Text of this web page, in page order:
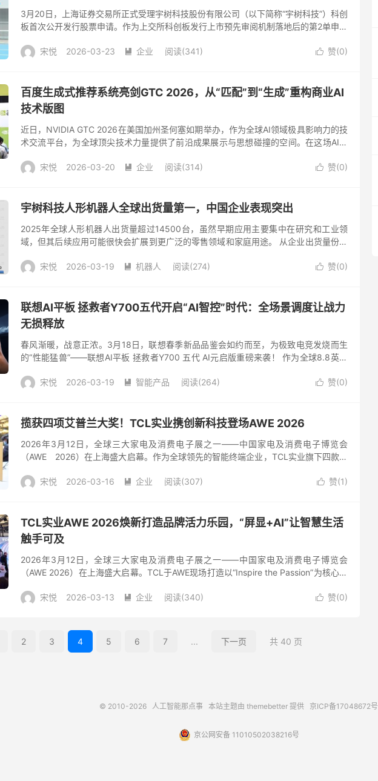
3月20日，上海证券交易所正式受理宇树科技股份有限公司（以下简称“宇树科技”）科创
板首次公开发行股票申请。作为上交所科创板发行上市预先审阅机制落地后的第2单申报
器...
 赞(0)
宋悦 2026-03-23  企业 阅读(341)
百度生成式推荐系统亮剑GTC 2026，从“匹配”到“生成”重构商业AI
技术版图
近日，NVIDIA GTC 2026在美国加州圣何塞如期举办，作为全球AI领域极具影响力的技
术交流平台，为全球顶尖技术力量提供了前沿成果展示与思想碰撞的空间。在这场AI算
 赞(0)
宋悦 2026-03-20  企业 阅读(314)
宇树科技人形机器人全球出货量第一，中国企业表现突出
2025年全球人形机器人出货量超过14500台，虽然早期应用主要集中在研究和工业领
域，但其后续应用可能很快会扩展到更广泛的零售领域和家庭用途。 从企业出货量份额
告》...
 赞(0)
宋悦 2026-03-19  机器人 阅读(274)
联想AI平板 拯救者Y700五代开启“AI智控”时代：全场景调度让战力
无损释放
春风渐暖，战意正浓。3月18日，联想春季新品品鉴会如约而至，为极致电竞发烧而生
的“性能猛兽”——联想AI平板 拯救者Y700 五代 AI元启版重磅来袭！ 作为全球8.8英寸
 赞(0)
宋悦 2026-03-19  智能产品 阅读(264)
揽获四项艾普兰大奖！TCL实业携创新科技登场AWE 2026
2026年3月12日，全球三大家电及消费电子展之一——中国家电及消费电子博览会
（AWE 2026）在上海盛大启幕。作为全球领先的智能终端企业，TCL实业旗下四款产
 赞(1)
宋悦 2026-03-16  企业 阅读(307)
TCL实业AWE 2026焕新打造品牌活力乐园，“屏显+AI”让智慧生活
触手可及
2026年3月12日，全球三大家电及消费电子展之一——中国家电及消费电子博览会
（AWE 2026）在上海盛大启幕。TCL于AWE现场打造以“Inspire the Passion”为核心的
 赞(0)
宋悦 2026-03-13  企业 阅读(340)
2 3 4 5 6 7 ... 下一页 共 40 页
© 2010-2026 人工智能那点事 本站主题由 themebetter 提供 京ICP备17048672号
京公网安备 11010502038216号